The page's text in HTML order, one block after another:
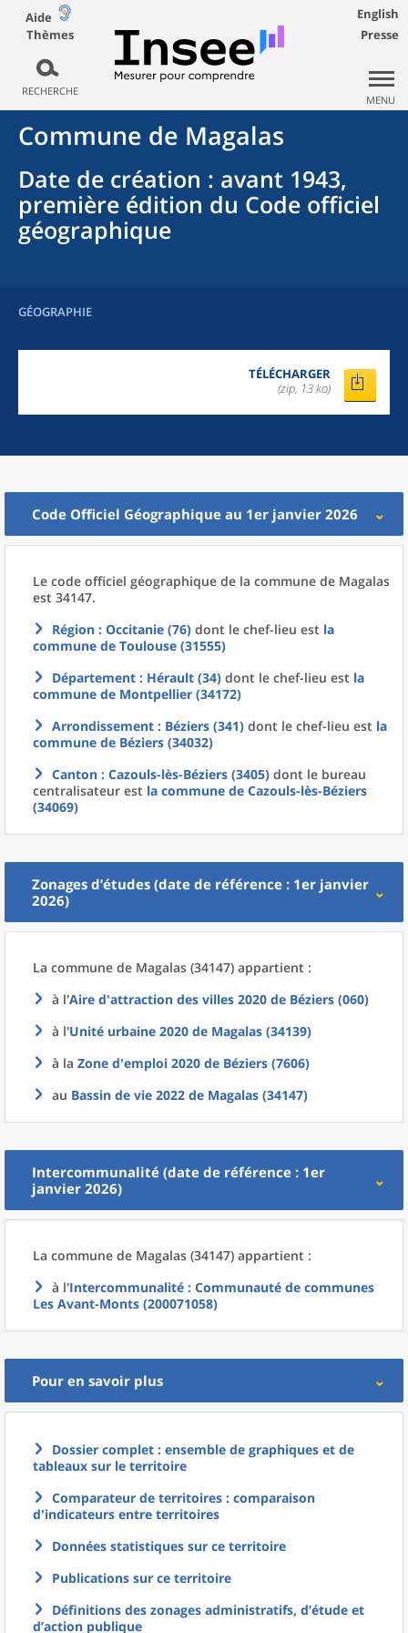
Aide
Thèmes
RECHERCHE
English
Presse
MENU
Commune de Magalas
Date de création : avant 1943,
première édition du Code officiel
géographique
GÉOGRAPHIE
TÉLÉCHARGER
(zip, 13 ko)
Code Officiel Géographique au 1er janvier 2026
Le code officiel géographique de la commune de Magalas
est 34147.
Région : Occitanie (76) dont le chef-lieu est la
commune de Toulouse (31555)
Département : Hérault (34) dont le chef-lieu est la
commune de Montpellier (34172)
Arrondissement : Béziers (341) dont le chef-lieu est la
commune de Béziers (34032)
Canton : Cazouls-lès-Béziers (3405) dont le bureau
centralisateur est la commune de Cazouls-lès-Béziers
(34069)
Zonages d’études (date de référence : 1er janvier
2026)
La commune de Magalas (34147) appartient :
à l'Aire d'attraction des villes 2020 de Béziers (060)
à l'Unité urbaine 2020 de Magalas (34139)
à la Zone d'emploi 2020 de Béziers (7606)
au Bassin de vie 2022 de Magalas (34147)
Intercommunalité (date de référence : 1er
janvier 2026)
La commune de Magalas (34147) appartient :
à l'Intercommunalité : Communauté de communes
Les Avant-Monts (200071058)
Pour en savoir plus
Dossier complet : ensemble de graphiques et de
tableaux sur le territoire
Comparateur de territoires : comparaison
d'indicateurs entre territoires
Données statistiques sur ce territoire
Publications sur ce territoire
Définitions des zonages administratifs, d’étude et
d’action publique